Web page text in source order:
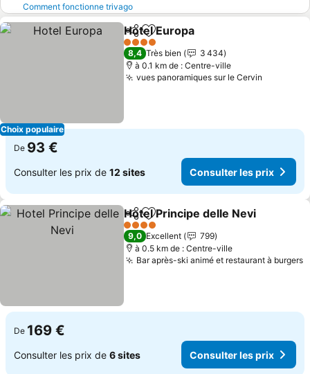
Comment fonctionne trivago
Choix populaire
PartagerAjouter à mes favoris
Hotel Europa
4 Étoiles
8,4 Très bien
3 434
à 0.1 km de : Centre-ville
vues panoramiques sur le Cervin
De 93 €
Consulter les prix de 12 sites Consulter les prix
PartagerAjouter à mes favoris
Hotel Principe delle Nevi
4 Étoiles
9,0 Excellent
799
à 0.5 km de : Centre-ville
Bar après-ski animé et restaurant à burgers
De 169 €
Consulter les prix de 6 sites Consulter les prix